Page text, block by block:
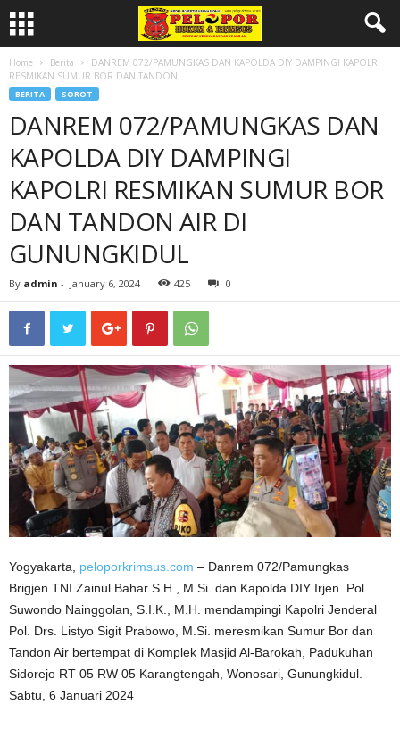
Home Berita
DANREM 072/PAMUNGKAS DAN KAPOLDA DIY DAMPINGI KAPOLRI
RESMIKAN SUMUR BOR DAN TANDON...
BERITA SOROT
DANREM 072/PAMUNGKAS DAN
KAPOLDA DIY DAMPINGI
KAPOLRI RESMIKAN SUMUR BOR
DAN TANDON AIR DI
GUNUNGKIDUL
By admin - January 6, 2024 425 0
Yogyakarta, peloporkrimsus.com – Danrem 072/Pamungkas
Brigjen TNI Zainul Bahar S.H., M.Si. dan Kapolda DIY Irjen. Pol.
Suwondo Nainggolan, S.I.K., M.H. mendampingi Kapolri Jenderal
Pol. Drs. Listyo Sigit Prabowo, M.Si. meresmikan Sumur Bor dan
Tandon Air bertempat di Komplek Masjid Al-Barokah, Padukuhan
Sidorejo RT 05 RW 05 Karangtengah, Wonosari, Gunungkidul.
Sabtu, 6 Januari 2024